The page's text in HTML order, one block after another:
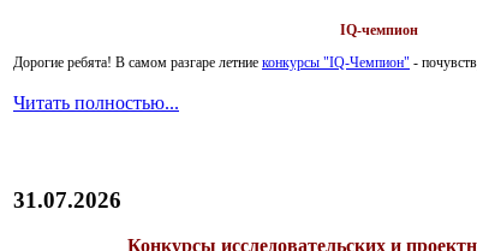
IQ-чемпион
Дорогие ребята! В самом разгаре летние конкурсы "IQ-Чемпион" -
Читать полностью...
31.07.2026
Конкурсы исследовательских и